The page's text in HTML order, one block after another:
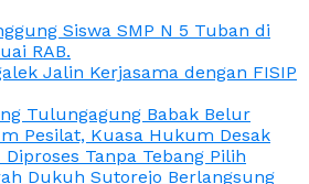
Siswa SMP N 5 Tuban di
RAB.
Jalin Kerjasama dengan FISIP
Tulungagung Babak Belur
Pesilat, Kuasa Hukum Desak
Tanpa Tebang Pilih
Dukuh Sutorejo Berlangsung